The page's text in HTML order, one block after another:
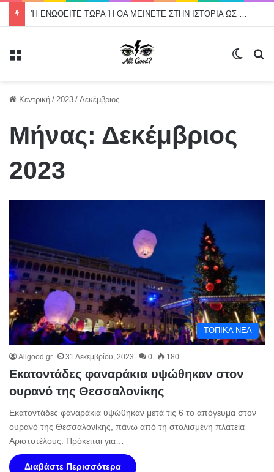
Ή ΕΝΩΘΕΙΤΕ ΤΩΡΑ Ή ΘΑ ΜΕΙΝΕΤΕ ΣΤΗΝ ΙΣΤΟΡΙΑ ΩΣ ΟΙ ΔΙΟΙΚΗΣΕΙΣ ΠΟΥ ΑΦΗΣΑΝ ΤΗ ΔΙΑΜΕΣΟΛΑΒΗΣΗ ΝΑ ΑΠΑΞΙΩΘΕΙ
Κεντρική / 2023 / Δεκέμβριος
Μήνας: Δεκέμβριος
2023
ΤΟΠΙΚΑ ΝΕΑ
Allgood.gr 31 Δεκεμβρίου, 2023 0 180
Εκατοντάδες φαναράκια υψώθηκαν στον
ουρανό της Θεσσαλονίκης
Εκατοντάδες φαναράκια υψώθηκαν μετά τις 6 το απόγευμα στον
ουρανό της Θεσσαλονίκης, πάνω από τη στολισμένη πλατεία
Αριστοτέλους. Πρόκειται για…
Διαβάστε Περισσότερα